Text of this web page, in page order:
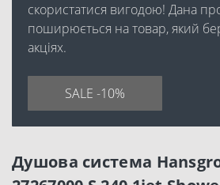
скористатися вигодою! Дана
поширюється на товар, який
акціях.
SALE -10%
Душова система